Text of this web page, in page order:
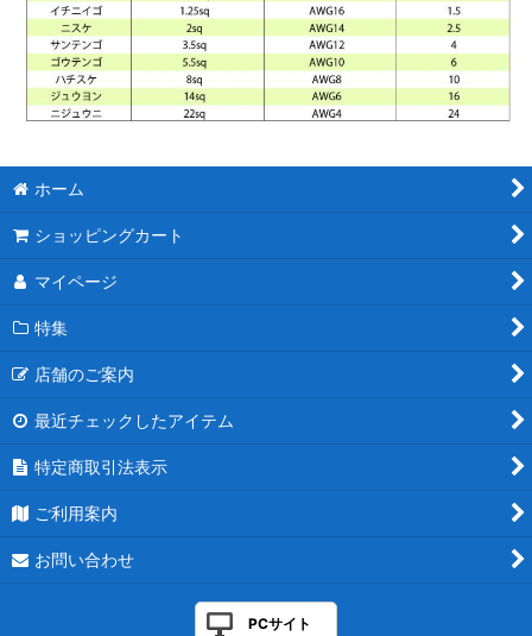
ホーム
ショッピングカート
マイページ
特集
店舗のご案内
最近チェックしたアイテム
特定商取引法表示
ご利用案内
お問い合わせ
PCサイト